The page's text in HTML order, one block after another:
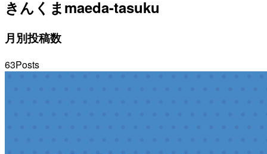
きんくまmaeda-tasuku
月別投稿数
63Posts